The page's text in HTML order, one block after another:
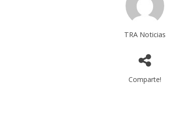
TRA Noticias
Comparte!